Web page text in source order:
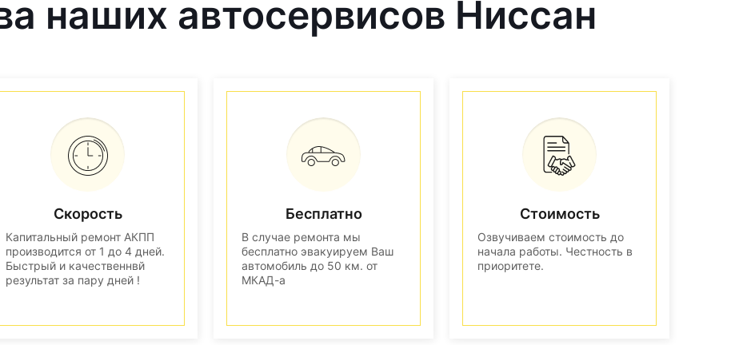
наших автосервисов Ниссан
Скорость
Капитальный ремонт АКПП
производится от 1 до 4 дней.
Быстрый и качественнвй
результат за пару дней !
Бесплатно
В случае ремонта мы
бесплатно эвакуируем Ваш
автомобиль до 50 км. от
МКАД-а
Стоимость
Озвучиваем стоимость до
начала работы. Честность в
приоритете.